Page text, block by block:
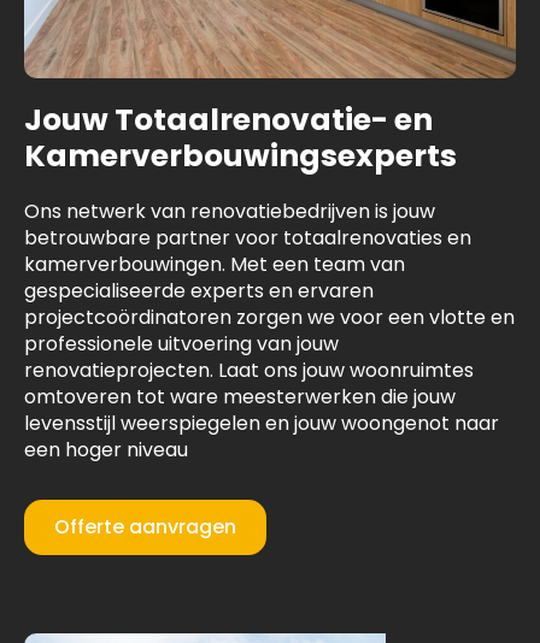
Jouw Totaalrenovatie- en
Kamerverbouwingsexperts
Ons netwerk van renovatiebedrijven is jouw
betrouwbare partner voor totaalrenovaties en
kamerverbouwingen. Met een team van
gespecialiseerde experts en ervaren
projectcoördinatoren zorgen we voor een vlotte en
professionele uitvoering van jouw
renovatieprojecten. Laat ons jouw woonruimtes
omtoveren tot ware meesterwerken die jouw
levensstijl weerspiegelen en jouw woongenot naar
een hoger niveau
Offerte aanvragen